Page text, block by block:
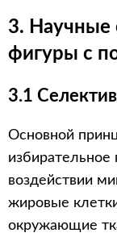
3. Научные
фигуры с
3.1
Основной
воздействии
жировые
окружающие